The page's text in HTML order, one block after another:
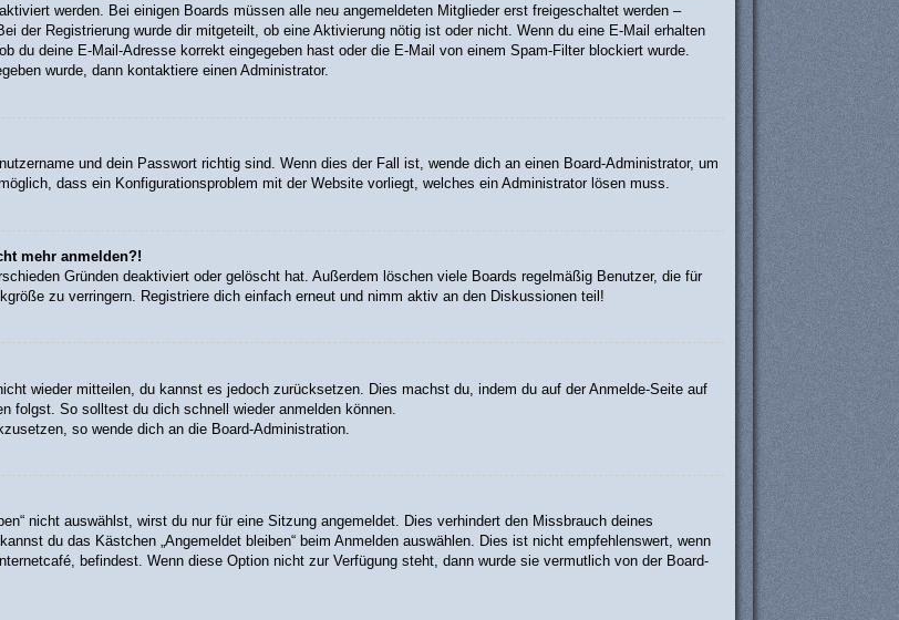
werden. Bei einigen Boards müssen alle neu angemeldeten Mitglieder erst freigeschaltet werden –
der Registrierung wurde dir mitgeteilt, ob eine Aktivierung nötig ist oder nicht. Wenn du eine E-Mail erhalten
du deine E-Mail-Adresse korrekt eingegeben hast oder die E-Mail von einem Spam-Filter blockiert wurde.
wurde, dann kontaktiere einen Administrator.
und dein Passwort richtig sind. Wenn dies der Fall ist, wende dich an einen Board-Administrator, um
dass ein Konfigurationsproblem mit der Website vorliegt, welches ein Administrator lösen muss.
mehr anmelden?!
Gründen deaktiviert oder gelöscht hat. Außerdem löschen viele Boards regelmäßig Benutzer, die für
zu verringern. Registriere dich einfach erneut und nimm aktiv an den Diskussionen teil!
wieder mitteilen, du kannst es jedoch zurücksetzen. Dies machst du, indem du auf der Anmelde-Seite auf
folgst. So solltest du dich schnell wieder anmelden können.
so wende dich an die Board-Administration.
nicht auswählst, wirst du nur für eine Sitzung angemeldet. Dies verhindert den Missbrauch deines
du das Kästchen „Angemeldet bleiben“ beim Anmelden auswählen. Dies ist nicht empfehlenswert, wenn
befindest. Wenn diese Option nicht zur Verfügung steht, dann wurde sie vermutlich von der Board-